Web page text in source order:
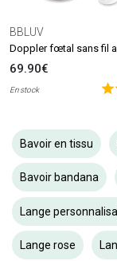
BBLUV
69.90€
En stock
Bavoir en tissu
Bavoir bandana
Lange
Lange rose